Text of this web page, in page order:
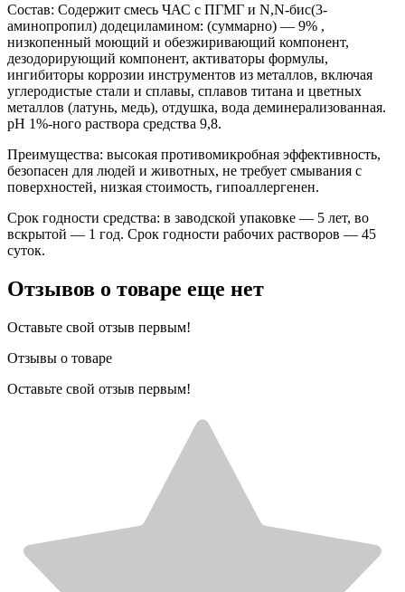
Состав: Содержит смесь ЧАС с ПГМГ и N,N-бис(3-
аминопропил) додециламином: (суммарно) — 9% ,
низкопенный моющий и обезжиривающий компонент,
дезодорирующий компонент, активаторы формулы,
ингибиторы коррозии инструментов из металлов, включая
углеродистые стали и сплавы, сплавов титана и цветных
металлов (латунь, медь), отдушка, вода деминерализованная.
рН 1%-ного раствора средства 9,8.
Преимущества: высокая противомикробная эффективность,
безопасен для людей и животных, не требует смывания с
поверхностей, низкая стоимость, гипоаллергенен.
Срок годности средства: в заводской упаковке — 5 лет, во
вскрытой — 1 год. Срок годности рабочих растворов — 45
суток.
Отзывов о товаре еще нет
Оставьте свой отзыв первым!
Отзывы о товаре
Оставьте свой отзыв первым!